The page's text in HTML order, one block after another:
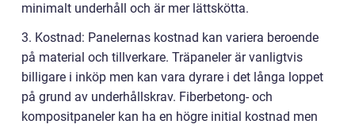
minimalt underhåll och är mer lättskötta.
3. Kostnad: Panelernas kostnad kan variera beroende
på material och tillverkare. Träpaneler är vanligtvis
billigare i inköp men kan vara dyrare i det långa loppet
på grund av underhållskrav. Fiberbetong- och
kompositpaneler kan ha en högre initial kostnad men